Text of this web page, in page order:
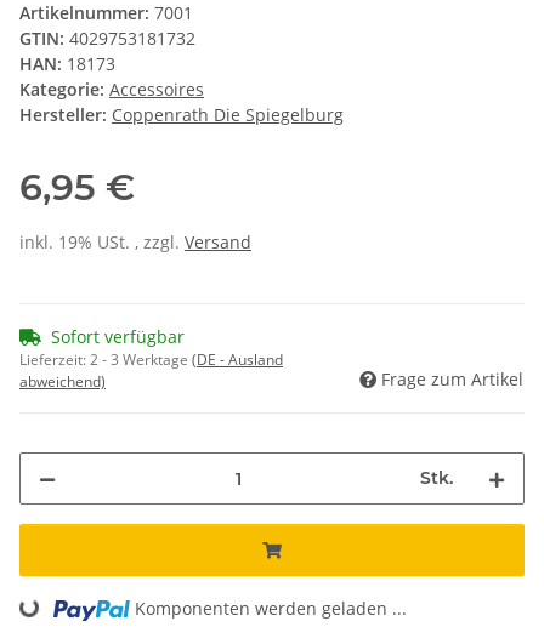
Artikelnummer: 7001
GTIN: 4029753181732
HAN: 18173
Kategorie: Accessoires
Hersteller: Coppenrath Die Spiegelburg
6,95 €
inkl. 19% USt. , zzgl. Versand
Sofort verfügbar
Lieferzeit:2 - 3 Werktage (DE - Ausland
abweichend)
Frage zum Artikel
Stk.
Loading... Komponenten werden geladen ...